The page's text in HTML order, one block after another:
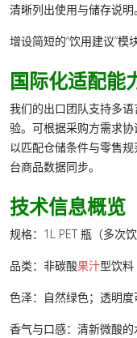
清晰列出使用与储存说明。
增设简短的“饮用建议”模
国际化适配能
我们的出口团队支持多
验。可根据采购方需求协
以匹配仓储条件与零售
台商品数据同步。
技术信息概览
规格：1L PET 瓶（多次饮
品类：非碳酸果汁型饮料
色泽：自然绿色；透明
香气与口感：清新微酸